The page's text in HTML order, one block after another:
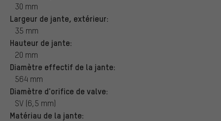
30 mm
Largeur de jante, extérieur:
35 mm
Hauteur de jante:
20 mm
Diamètre effectif de la jante:
564 mm
Diamètre d'orifice de valve:
SV (6,5 mm)
Matériau de la jante: